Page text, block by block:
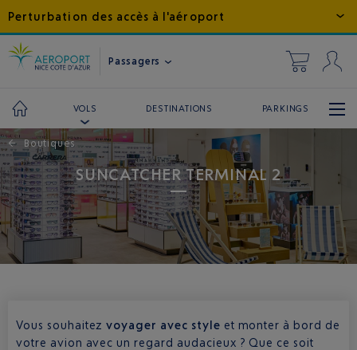
Perturbation des accès à l'aéroport
Passagers
VOLS DESTINATIONS PARKINGS
← Boutiques
SUNCATCHER TERMINAL 2
Vous souhaitezvoyager avec style et monter à bord de
votre avion avec un regard audacieux ? Que ce soit